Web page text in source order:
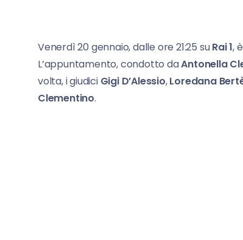
Venerdì 20 gennaio, dalle ore 21:25 suRai 1,
L’appuntamento, condotto daAntonella
volta, i giudici Gigi D’Alessio,Loredana
Clementino.